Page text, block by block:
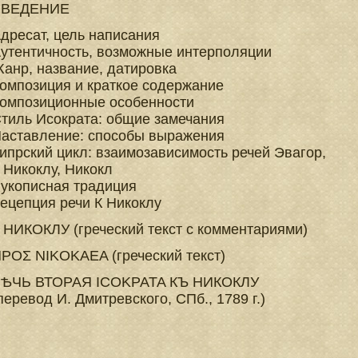
цель написания
возможные интерполяции
название, датировка
и краткое содержание
особенности
Исократа: общие замечания
способы выражения
цикл: взаимозависимость речей Эвагор,
Никоклу, Никокл
традиция
речи К Никоклу
НИКОКЛУ (греческий текст с комментариями)
NIKOKAEA (греческий текст)
ВТОРАЯ ICOKPATA КЪ НИКОКЛУ
И. Дмитревского, СПб., 1789 г.)